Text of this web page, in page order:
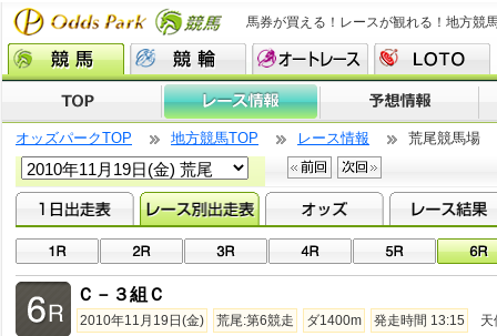
馬券が買える！レースが観れる！地方競
オッズパークTOP 地方競馬TOP レース情報 荒尾競馬場
Ｃ－３組Ｃ
2010年11月19日(金) 荒尾:第6競走 ダ1400m 発走時間 13:15
天